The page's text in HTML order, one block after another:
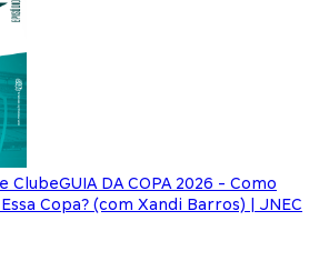
ClubeGUIA DA COPA 2026 - Como
Copa? (com Xandi Barros) | JNEC